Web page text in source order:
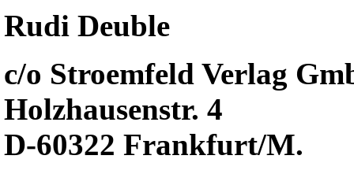
Rudi Deuble
c/o Stroemfeld Verlag
Holzhausenstr. 4
D-60322 Frankfurt/M.